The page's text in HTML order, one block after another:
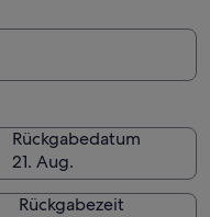
Rückgabedatum
21. Aug.
Rückgabezeit